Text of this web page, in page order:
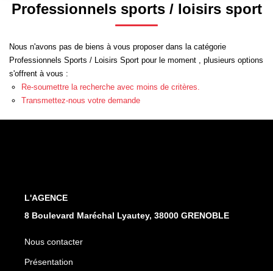
Type de bien
Budget max Plus de critères
Professionnels sports / loisirs sport
Nous n'avons pas de biens à vous proposer dans la catégorie
Professionnels Sports / Loisirs Sport pour le moment , plusieurs options
s'offrent à vous :
Re-soumettre la recherche avec moins de critères.
Transmettez-nous votre demande
L'AGENCE
8 Boulevard Maréchal Lyautey, 38000 GRENOBLE
Nous contacter
Présentation